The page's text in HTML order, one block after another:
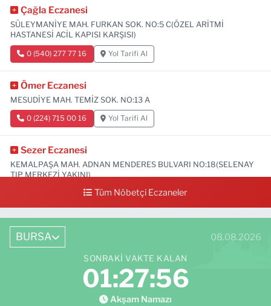
Çağla Eczanesi
SÜLEYMANİYE MAH. FURKAN SOK. NO:5 C(ÖZEL ARİTMİ
HASTANESİ ACİL KAPISI KARŞISI)
0 (540) 277 77 16 Yol Tarifi Al
Ömer Eczanesi
MESUDİYE MAH. TEMİZ SOK. NO:13 A
0 (224) 715 00 16 Yol Tarifi Al
Sezer Eczanesi
KEMALPAŞA MAH. ADNAN MENDERES BULVARI NO:18(SELENAY
TIP MERKEZİ YAKINI)
0 (224) 711 64 49 Yol Tarifi Al
Tüm Nöbetçi Eczaneler
BURSA 08.08.2026
SONRAKI VAKTE KALAN
01:27:55
Akşam Namazı